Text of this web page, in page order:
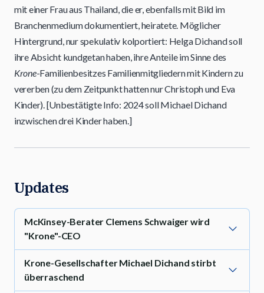
mit einer Frau aus Thailand, die er, ebenfalls mit Bild im
Branchenmedium dokumentiert, heiratete. Möglicher
Hintergrund, nur spekulativ kolportiert: Helga Dichand soll
ihre Absicht kundgetan haben, ihre Anteile im Sinne des
Krone-Familienbesitzes Familienmitgliedern mit Kindern zu
vererben (zu dem Zeitpunkt hatten nur Christoph und Eva
Kinder). [Unbestätigte Info: 2024 soll Michael Dichand
inzwischen drei Kinder haben.]
Updates
McKinsey-Berater Clemens Schwaiger wird
"Krone"-CEO
Krone-Gesellschafter Michael Dichand stirbt
überraschend